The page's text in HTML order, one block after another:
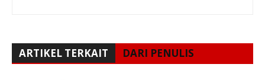
ARTIKEL TERKAIT DARI PENULIS